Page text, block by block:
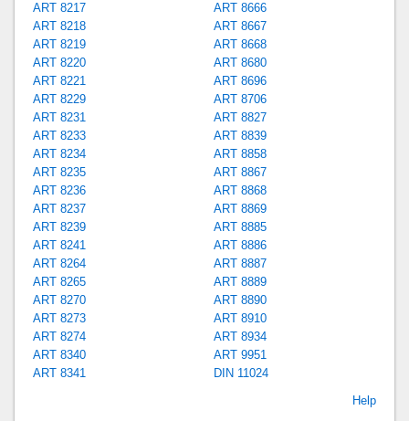
ART 8217
ART 8218
ART 8219
ART 8220
ART 8221
ART 8229
ART 8231
ART 8233
ART 8234
ART 8235
ART 8236
ART 8237
ART 8239
ART 8241
ART 8264
ART 8265
ART 8270
ART 8273
ART 8274
ART 8340
ART 8341
ART 8666
ART 8667
ART 8668
ART 8680
ART 8696
ART 8706
ART 8827
ART 8839
ART 8858
ART 8867
ART 8868
ART 8869
ART 8885
ART 8886
ART 8887
ART 8889
ART 8890
ART 8910
ART 8934
ART 9951
DIN 11024
Help